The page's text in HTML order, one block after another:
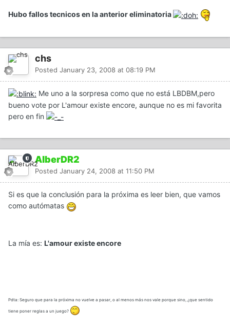
Hubo fallos tecnicos en la anterior eliminatoria
chs
Posted January 23, 2008 at 08:19 PM
Me uno a la sorpresa como que no está LBDBM,pero
bueno vote por L'amour existe encore, aunque no es mi favorita
pero en fin
AlberDR2
Posted January 24, 2008 at 11:50 PM
Si es que la conclusión para la próxima es leer bien, que vamos
como autómatas
La mía es: L'amour existe encore
Pdta: Seguro que para la próxima no vuelve a pasar, o al menos más nos vale porque sino, ¿que sentido
tiene poner reglas a un juego?